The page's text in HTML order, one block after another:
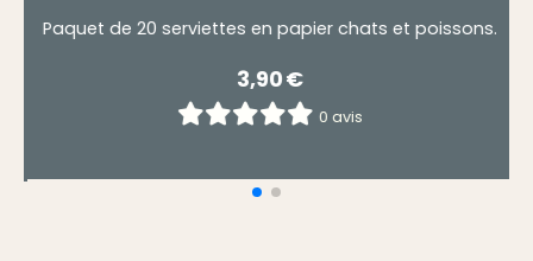
Paquet de 20 serviettes papier les chats perchés.
4,90€
0 avis